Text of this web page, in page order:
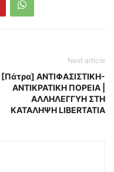
Next article
[Πάτρα] ΑΝΤΙΦΑΣΙΣΤΙΚΗ-
ΑΝΤΙΚΡΑΤΙΚΗ ΠΟΡΕΙΑ |
ΑΛΛΗΛΕΓΓΥΗ ΣΤΗ
ΚΑΤΑΛΗΨΗ LIBERTATIA